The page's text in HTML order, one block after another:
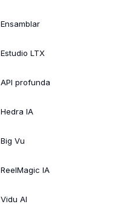
Ensamblar
Estudio LTX
API profunda
Hedra IA
Big Vu
ReelMagic IA
Vidu AI